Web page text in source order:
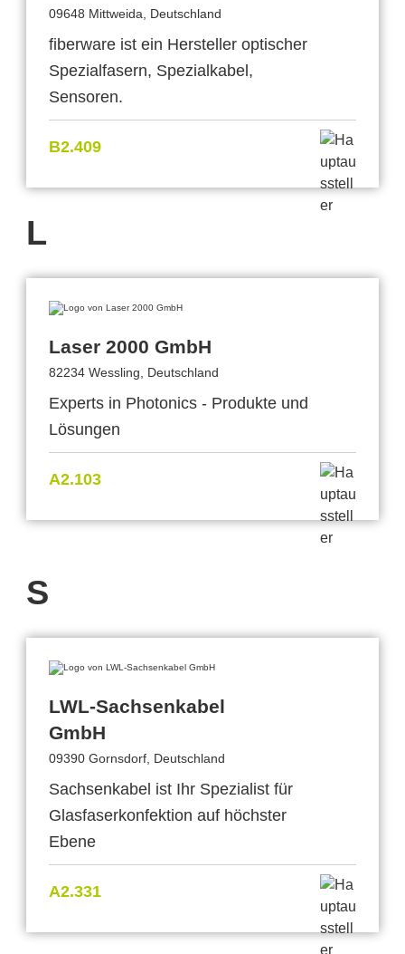
09648 Mittweida, Deutschland
fiberware ist ein Hersteller optischer
Spezialfasern, Spezialkabel,
Sensoren.
B2.409
L
Laser 2000 GmbH
82234 Wessling, Deutschland
Experts in Photonics - Produkte und
Lösungen
A2.103
S
LWL-Sachsenkabel
GmbH
09390 Gornsdorf, Deutschland
Sachsenkabel ist Ihr Spezialist für
Glasfaserkonfektion auf höchster
Ebene
A2.331